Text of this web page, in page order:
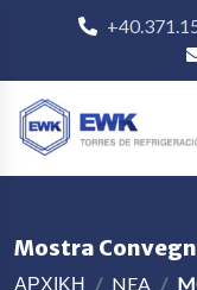
Mostra
ΑΡΧΙΚΗ NEA